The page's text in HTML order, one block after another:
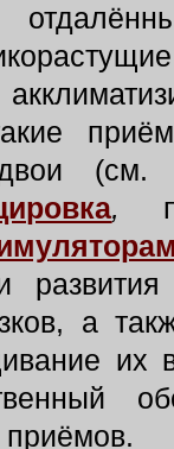
,
а
их
приёмов.